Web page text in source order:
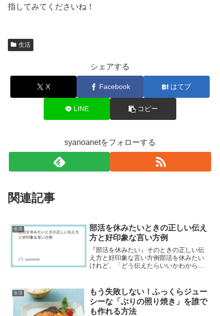
指してみてくださいね！
生活
シェアする
X Facebook はてブ
LINE コピー
syanoanetをフォローする
関連記事
生活
部活を休みたいときの正しい伝え
方と好印象な言い方例
『部活を休みたい』そのときの正しい伝
え方と好印象な言い方例部活を休みたい
けれど、「どう伝えたらいいかわからな
ならずに休みを伝えるコツや、LINE・電
話・直接などの連絡方...
生活
もう失敗しない！ふっくらジュー
シーな「ぶりの照り焼き」を誰で
も作れる方法